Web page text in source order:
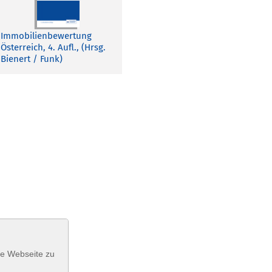
Immobilienbewertung
Österreich, 4. Aufl., (Hrsg.
Bienert / Funk)
Webseite zu